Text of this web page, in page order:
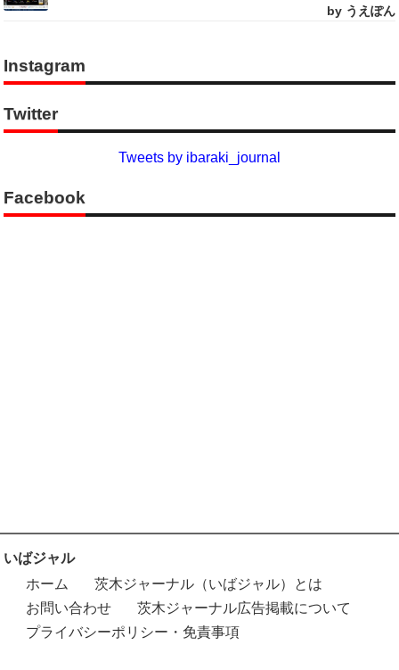
by うえぽん
Instagram
Twitter
Tweets by ibaraki_journal
Facebook
いばジャル
ホーム
茨木ジャーナル（いばジャル）とは
お問い合わせ
茨木ジャーナル広告掲載について
プライバシーポリシー・免責事項